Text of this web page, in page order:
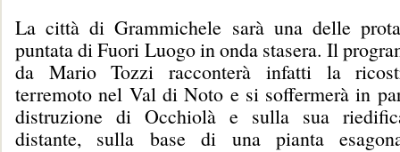
La città di Grammichele sarà una delle
puntata di Fuori Luogo in onda stasera. Il
da Mario Tozzi racconterà infatti la
terremoto nel Val di Noto e si soffermerà in
distruzione di Occhiolà e sulla sua
distante, sulla base di una pianta